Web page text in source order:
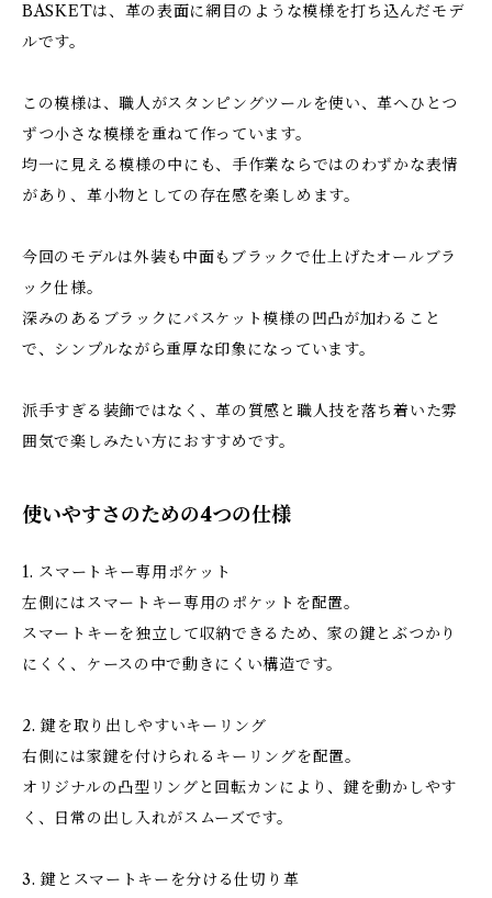
BASKETは、革の表面に網目のような模様を打ち込んだモデ
ルです。
この模様は、職人がスタンピングツールを使い、革へひとつ
ずつ小さな模様を重ねて作っています。
均一に見える模様の中にも、手作業ならではのわずかな表情
があり、革小物としての存在感を楽しめます。
今回のモデルは外装も中面もブラックで仕上げたオールブラ
ック仕様。
深みのあるブラックにバスケット模様の凹凸が加わること
で、シンプルながら重厚な印象になっています。
派手すぎる装飾ではなく、革の質感と職人技を落ち着いた雰
囲気で楽しみたい方におすすめです。
使いやすさのための4つの仕様
1. スマートキー専用ポケット
左側にはスマートキー専用のポケットを配置。
スマートキーを独立して収納できるため、家の鍵とぶつかり
にくく、ケースの中で動きにくい構造です。
2. 鍵を取り出しやすいキーリング
右側には家鍵を付けられるキーリングを配置。
オリジナルの凸型リングと回転カンにより、鍵を動かしやす
く、日常の出し入れがスムーズです。
3. 鍵とスマートキーを分ける仕切り革